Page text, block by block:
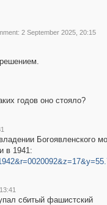
2 September 2025, 20:15
годов оно стояло?
Богоявленского
в 1941:
сбитый фашистский